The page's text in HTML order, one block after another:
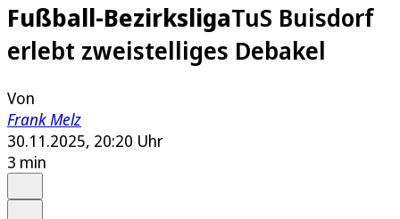
Fußball-BezirksligaTuS Buisdorf
erlebt zweistelliges Debakel
Von
Frank Melz
30.11.2025, 20:20 Uhr
3 min